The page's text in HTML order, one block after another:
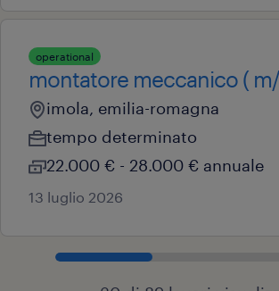
operational
montatore meccanico (
imola, emilia-romagna
tempo determinato
22.000 € - 28.000 € annuale
13 luglio 2026